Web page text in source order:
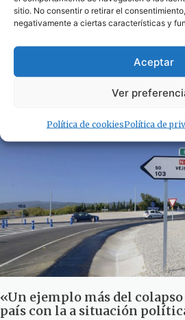
sitio. No consentir o retirar el
negativamente a ciertas características y
Aceptar
Ver
Política de cookiesPolítica de
En busca de soluciones para
Bolonia y la Nacional 340
«Un ejemplo más del
país con la a situación